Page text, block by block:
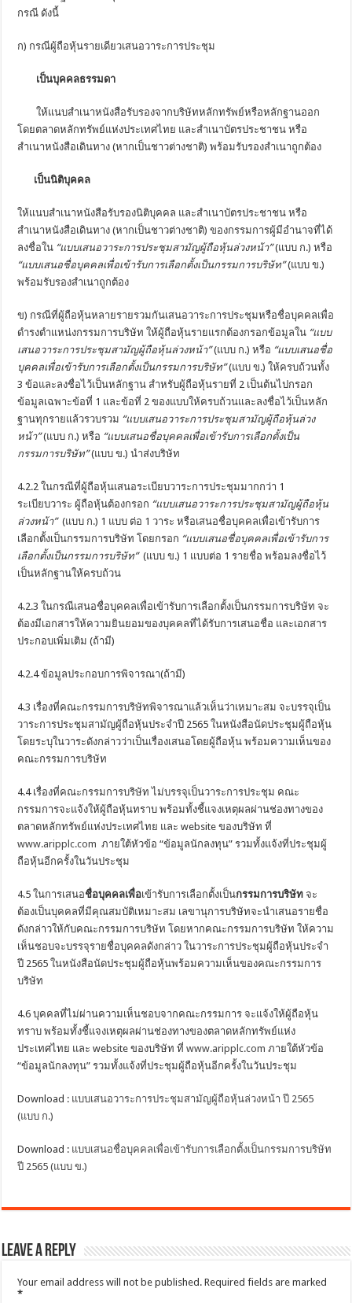
กรณี ดังนี้
ก) กรณีผู้ถือหุ้นรายเดียวเสนอวาระการประชุม
เป็นบุคคลธรรมดา
ให้แนบสำเนาหนังสือรับรองจากบริษัทหลักทรัพย์หรือหลักฐานออก
โดยตลาดหลักทรัพย์แห่งประเทศไทย และสำเนาบัตรประชาชน หรือ
สำเนาหนังสือเดินทาง (หากเป็นชาวต่างชาติ) พร้อมรับรองสำเนาถูกต้อง
เป็นนิติบุคคล
ให้แนบสำเนาหนังสือรับรองนิติบุคคล และสำเนาบัตรประชาชน หรือ
สำเนาหนังสือเดินทาง (หากเป็นชาวต่างชาติ) ของกรรมการผู้มีอำนาจที่ได้
ลงชื่อใน “แบบเสนอวาระการประชุมสามัญผู้ถือหุ้นล่วงหน้า”(แบบ ก.) หรือ
“แบบเสนอชื่อบุคคลเพื่อเข้ารับการเลือกตั้งเป็นกรรมการบริษัท”(แบบ ข.)
พร้อมรับรองสำเนาถูกต้อง
ข) กรณีที่ผู้ถือหุ้นหลายรายรวมกันเสนอวาระการประชุมหรือชื่อบุคคลเพื่อ
ดำรงตำแหน่งกรรมการบริษัท ให้ผู้ถือหุ้นรายแรกต้องกรอกข้อมูลใน “แบบ
เสนอวาระการประชุมสามัญผู้ถือหุ้นล่วงหน้า”(แบบ ก.) หรือ “แบบเสนอชื่อ
บุคคลเพื่อเข้ารับการเลือกตั้งเป็นกรรมการบริษัท”(แบบ ข.) ให้ครบถ้วนทั้ง
3 ข้อและลงชื่อไว้เป็นหลักฐาน สำหรับผู้ถือหุ้นรายที่ 2 เป็นต้นไปกรอก
ข้อมูลเฉพาะข้อที่ 1 และข้อที่ 2 ของแบบให้ครบถ้วนและลงชื่อไว้เป็นหลัก
ฐานทุกรายแล้วรวบรวม “แบบเสนอวาระการประชุมสามัญผู้ถือหุ้นล่วง
หน้า”(แบบ ก.) หรือ “แบบเสนอชื่อบุคคลเพื่อเข้ารับการเลือกตั้งเป็น
กรรมการบริษัท”(แบบ ข.) นำส่งบริษัท
4.2.2 ในกรณีที่ผู้ถือหุ้นเสนอระเบียบวาระการประชุมมากกว่า 1
ระเบียบวาระ ผู้ถือหุ้นต้องกรอก “แบบเสนอวาระการประชุมสามัญผู้ถือหุ้น
ล่วงหน้า”(แบบ ก.) 1 แบบ ต่อ 1 วาระ หรือเสนอชื่อบุคคลเพื่อเข้ารับการ
เลือกตั้งเป็นกรรมการบริษัท โดยกรอก “แบบเสนอชื่อบุคคลเพื่อเข้ารับการ
เลือกตั้งเป็นกรรมการบริษัท”(แบบ ข.) 1 แบบต่อ 1 รายชื่อ พร้อมลงชื่อไว้
เป็นหลักฐานให้ครบถ้วน
4.2.3 ในกรณีเสนอชื่อบุคคลเพื่อเข้ารับการเลือกตั้งเป็นกรรมการบริษัท จะ
ต้องมีเอกสารให้ความยินยอมของบุคคลที่ได้รับการเสนอชื่อ และเอกสาร
ประกอบเพิ่มเติม (ถ้ามี)
4.2.4 ข้อมูลประกอบการพิจารณา(ถ้ามี)
4.3 เรื่องที่คณะกรรมการบริษัทพิจารณาแล้วเห็นว่าเหมาะสม จะบรรจุเป็น
วาระการประชุมสามัญผู้ถือหุ้นประจำปี 2565 ในหนังสือนัดประชุมผู้ถือหุ้น
โดยระบุในวาระดังกล่าวว่าเป็นเรื่องเสนอโดยผู้ถือหุ้น พร้อมความเห็นของ
คณะกรรมการบริษัท
4.4 เรื่องที่คณะกรรมการบริษัท ไม่บรรจุเป็นวาระการประชุม คณะ
กรรมการจะแจ้งให้ผู้ถือหุ้นทราบ พร้อมทั้งชี้แจงเหตุผลผ่านช่องทางของ
ตลาดหลักทรัพย์แห่งประเทศไทย และ website ของบริษัท ที่
www.aripplc.com ภายใต้หัวข้อ “ข้อมูลนักลงทุน” รวมทั้งแจ้งที่ประชุมผู้
ถือหุ้นอีกครั้งในวันประชุม
4.5 ในการเสนอชื่อบุคคลเพื่อเข้ารับการเลือกตั้งเป็นกรรมการบริษัท จะ
ต้องเป็นบุคคลที่มีคุณสมบัติเหมาะสม เลขานุการบริษัทจะนำเสนอรายชื่อ
ดังกล่าวให้กับคณะกรรมการบริษัท โดยหากคณะกรรมการบริษัท ให้ความ
เห็นชอบจะบรรจุรายชื่อบุคคลดังกล่าว ในวาระการประชุมผู้ถือหุ้นประจำ
ปี 2565 ในหนังสือนัดประชุมผู้ถือหุ้นพร้อมความเห็นของคณะกรรมการ
บริษัท
4.6 บุคคลที่ไม่ผ่านความเห็นชอบจากคณะกรรมการ จะแจ้งให้ผู้ถือหุ้น
ทราบ พร้อมทั้งชี้แจงเหตุผลผ่านช่องทางของตลาดหลักทรัพย์แห่ง
ประเทศไทย และ website ของบริษัท ที่www.aripplc.com ภายใต้หัวข้อ
“ข้อมูลนักลงทุน” รวมทั้งแจ้งที่ประชุมผู้ถือหุ้นอีกครั้งในวันประชุม
Download : แบบเสนอวาระการประชุมสามัญผู้ถือหุ้นล่วงหน้า ปี 2565
(แบบ ก.)
Download : แบบเสนอชื่อบุคคลเพื่อเข้ารับการเลือกตั้งเป็นกรรมการบริษัท
ปี 2565 (แบบ ข.)
Leave a Reply
Your email address will not be published. Required fields are marked
*